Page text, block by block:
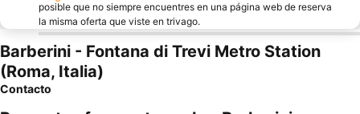
posible que no siempre encuentres en una página web de reserva
la misma oferta que viste en trivago.
Barberini - Fontana di Trevi Metro Station
(Roma, Italia)
Contacto